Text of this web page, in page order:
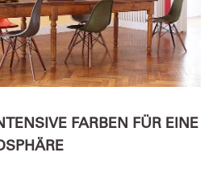
FARBEN FÜR EINE